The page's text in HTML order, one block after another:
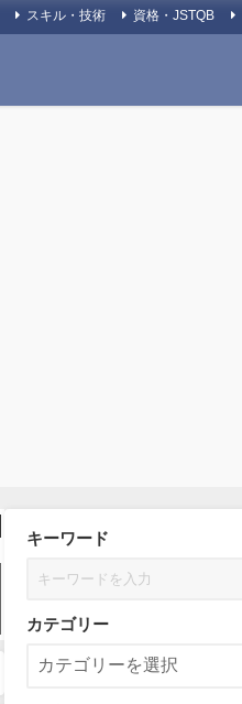
スキル・技術 資格・JSTQB
【徹底比較】現役管理職が教え
おすすめ資格6選
2023年1月21日
キーワード
カテゴリー